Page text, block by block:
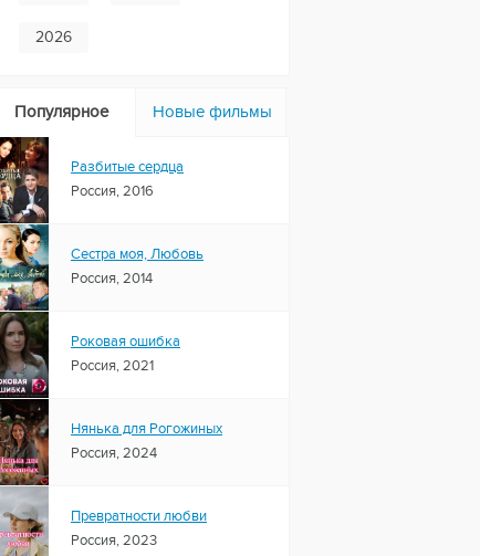
2026
Популярное Новые фильмы
Разбитые сердца
Россия, 2016
Сестра моя, Любовь
Россия, 2014
Роковая ошибка
Россия, 2021
Нянька для Рогожиных
Россия, 2024
Превратности любви
Россия, 2023